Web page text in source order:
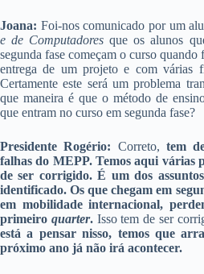
Joana: Foi-nos comunicado por um
e de Computadores que os alunos
segunda fase começam o curso quando
entrega de um projeto e com várias
Certamente este será um problema
que maneira é que o método de
que entram no curso em segunda fase?
Presidente Rogério: Correto, tem
falhas do MEPP. Temos aqui várias
de ser corrigido. É um dos
identificado. Os que chegam em
em mobilidade internacional,
primeiro quarter. Isso tem de ser
está a pensar nisso, temos que
próximo ano já não irá acontecer.